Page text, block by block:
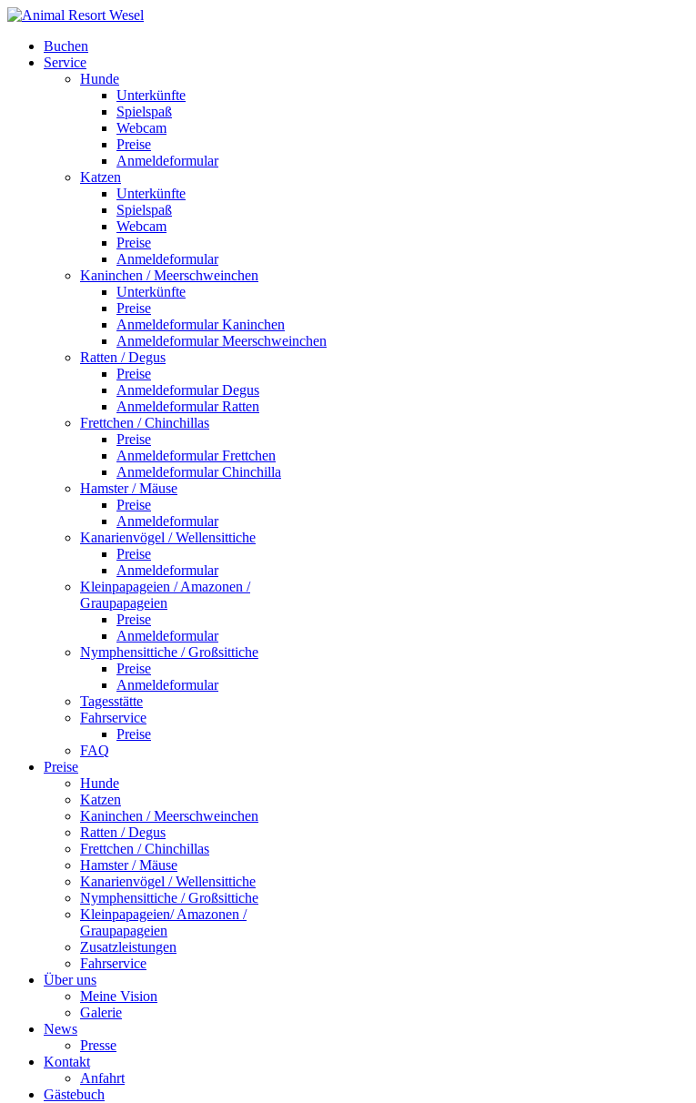
Buchen
Service
Hunde
Unterkünfte
Spielspaß
Webcam
Preise
Anmeldeformular
Katzen
Unterkünfte
Spielspaß
Webcam
Preise
Anmeldeformular
Kaninchen / Meerschweinchen
Unterkünfte
Preise
Anmeldeformular Kaninchen
Anmeldeformular Meerschweinchen
Ratten / Degus
Preise
Anmeldeformular Degus
Anmeldeformular Ratten
Frettchen / Chinchillas
Preise
Anmeldeformular Frettchen
Anmeldeformular Chinchilla
Hamster / Mäuse
Preise
Anmeldeformular
Kanarienvögel / Wellensittiche
Preise
Anmeldeformular
Kleinpapageien / Amazonen /
Graupapageien
Preise
Anmeldeformular
Nymphensittiche / Großsittiche
Preise
Anmeldeformular
Tagesstätte
Fahrservice
Preise
FAQ
Preise
Hunde
Katzen
Kaninchen / Meerschweinchen
Ratten / Degus
Frettchen / Chinchillas
Hamster / Mäuse
Kanarienvögel / Wellensittiche
Nymphensittiche / Großsittiche
Kleinpapageien/ Amazonen /
Graupapageien
Zusatzleistungen
Fahrservice
Über uns
Meine Vision
Galerie
News
Presse
Kontakt
Anfahrt
Gästebuch